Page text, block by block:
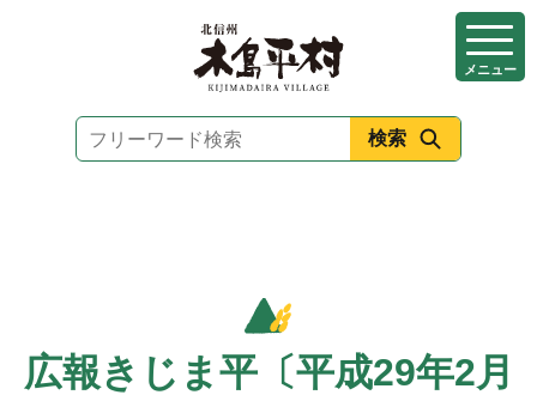
メニュー
広報きじま平〔平成29年2月